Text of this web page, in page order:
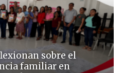
sobre el
familiar en